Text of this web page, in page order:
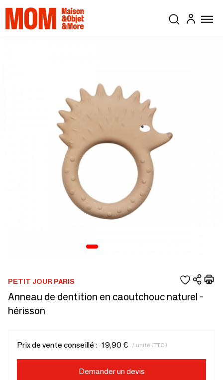
PETIT JOUR PARIS
Anneau de dentition en caoutchouc naturel -
hérisson
Prix de vente conseillé : 19,90 € / unité (TTC)
Demander un devis